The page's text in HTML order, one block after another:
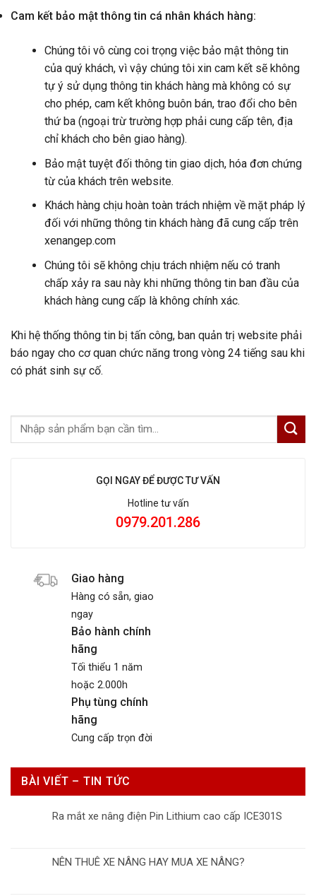
Cam kết bảo mật thông tin cá nhân khách hàng:
Chúng tôi vô cùng coi trọng việc bảo mật thông tin
của quý khách, vì vậy chúng tôi xin cam kết sẽ không
tự ý sử dụng thông tin khách hàng mà không có sự
cho phép, cam kết không buôn bán, trao đổi cho bên
thứ ba (ngoại trừ trường hợp phải cung cấp tên, địa
chỉ khách cho bên giao hàng).
Bảo mật tuyệt đối thông tin giao dịch, hóa đơn chứng
từ của khách trên website.
Khách hàng chịu hoàn toàn trách nhiệm về mặt pháp lý
đối với những thông tin khách hàng đã cung cấp trên
xenangep.com
Chúng tôi sẽ không chịu trách nhiệm nếu có tranh
chấp xảy ra sau này khi những thông tin ban đầu của
khách hàng cung cấp là không chính xác.
Khi hệ thống thông tin bị tấn công, ban quản trị website phải
báo ngay cho cơ quan chức năng trong vòng 24 tiếng sau khi
có phát sinh sự cố.
GỌI NGAY ĐỂ ĐƯỢC TƯ VẤN
Hotline tư vấn
0979.201.286
Giao hàng
Hàng có sẵn, giao
ngay
Bảo hành chính
hãng
Tối thiểu 1 năm
hoặc 2.000h
Phụ tùng chính
hãng
Cung cấp trọn đời
BÀI VIẾT – TIN TỨC
Ra mắt xe nâng điện Pin Lithium cao cấp ICE301S
NÊN THUÊ XE NÂNG HAY MUA XE NÂNG?